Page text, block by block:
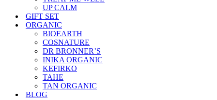
UP CALM
GIFT SET
ORGANIC
BIOEARTH
COSNATURE
DR BRONNER’S
INIKA ORGANIC
KEFIRKO
TAHE
TAN ORGANIC
BLOG